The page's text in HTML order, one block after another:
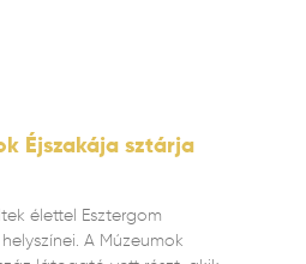
Éjszakája sztárja
élettel Esztergom
A Múzeumok